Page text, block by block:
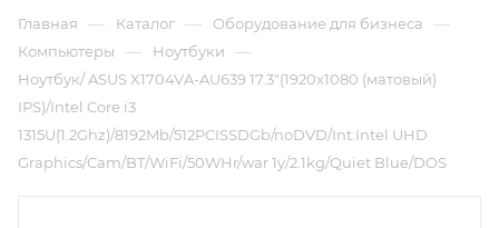
Главная — Каталог — Оборудование для бизнеса —
Компьютеры — Ноутбуки —
Ноутбук/ ASUS X1704VA-AU639 17.3"(1920x1080 (матовый)
IPS)/Intel Core i3
1315U(1.2Ghz)/8192Mb/512PCISSDGb/noDVD/Int:Intel UHD
Graphics/Cam/BT/WiFi/50WHr/war 1y/2.1kg/Quiet Blue/DOS